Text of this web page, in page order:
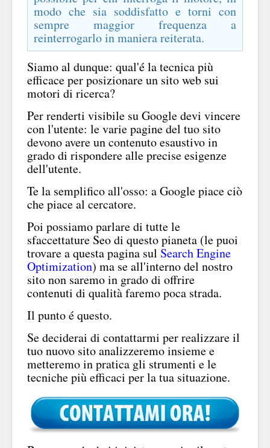
modo che sia soddisfatto e torni con
sempre maggior frequenza a
reinterrogarlo in maniera reiterata.
Siamo al dunque: qual'é la tecnica più
efficace per posizionare un sito web sui
motori di ricerca?
Per renderti visibile su Google devi vincere
con l'utente: le varie pagine del tuo sito
devono avere un contenuto esaustivo in
grado di rispondere alle precise esigenze
dell'utente.
Te la semplifico all'osso: a Google piace ciò
che piace al cercatore.
Poi possiamo parlare di tutte le
sfaccettature Seo di questo pianeta (le puoi
trovare a questa pagina sul Search Engine
Optimization) ma se all'interno del nostro
sito non saremo in grado di offrire
contenuti di qualità faremo poca strada.
Il punto é questo.
Se deciderai di contattarmi per realizzare il
tuo nuovo sito analizzeremo insieme e
metteremo in pratica gli strumenti e le
tecniche più efficaci per la tua situazione.